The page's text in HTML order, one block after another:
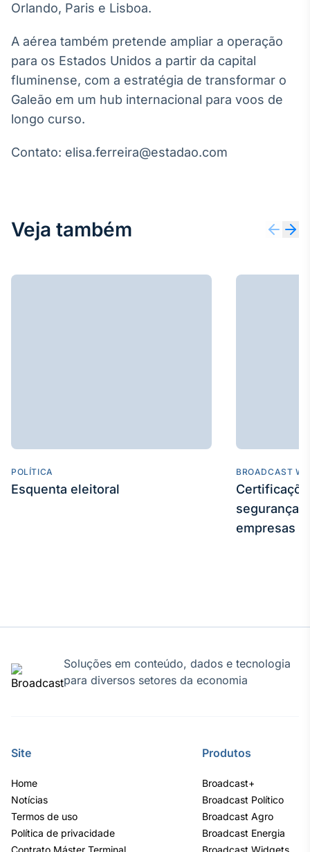
Orlando, Paris e Lisboa.
A aérea também pretende ampliar a operação
para os Estados Unidos a partir da capital
fluminense, com a estratégia de transformar o
Galeão em um hub internacional para voos de
longo curso.
Contato: elisa.ferreira@estadao.com
Veja também
POLÍTICA
Esquenta eleitoral
BROADCAST
segurança
empresas
Soluções em conteúdo, dados e tecnologia
para diversos setores da economia
Site
Home
Notícias
Termos de uso
Política de privacidade
Contrato Máster Terminal
Produtos
Broadcast+
Broadcast Político
Broadcast Agro
Broadcast Energia
Broadcast Widgets